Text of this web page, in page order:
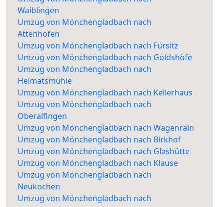
Waiblingen
Umzug von Mönchengladbach nach
Attenhofen
Umzug von Mönchengladbach nach Fürsitz
Umzug von Mönchengladbach nach Goldshöfe
Umzug von Mönchengladbach nach
Heimatsmühle
Umzug von Mönchengladbach nach Kellerhaus
Umzug von Mönchengladbach nach
Oberalfingen
Umzug von Mönchengladbach nach Wagenrain
Umzug von Mönchengladbach nach Birkhof
Umzug von Mönchengladbach nach Glashütte
Umzug von Mönchengladbach nach Klause
Umzug von Mönchengladbach nach
Neukochen
Umzug von Mönchengladbach nach